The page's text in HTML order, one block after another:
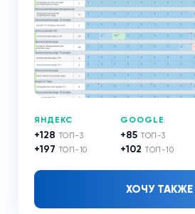
ЯНДЕКС
+128 ТОП-3
+197 ТОП-10
GOOGLE
+85 ТОП-3
+102 ТОП-10
ХОЧУ ТАКЖЕ